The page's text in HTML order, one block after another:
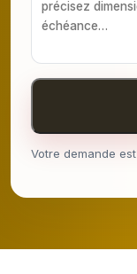
Votre demande est